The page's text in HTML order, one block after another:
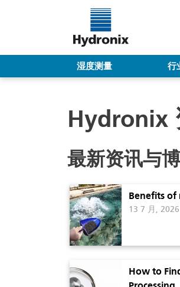
湿度测量 行
Hydronix
最新资讯与
Benefits of
13 7 月, 2026
How to